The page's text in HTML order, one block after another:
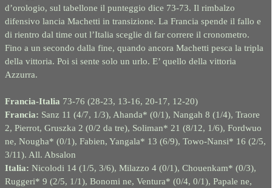
d’orologio, sul tabellone il punteggio dice 73-73. Il rimbalzo
difensivo lancia Machetti in transizione. La Francia spende il fallo e
di rientro dal time out l’Italia sceglie di far correre il cronometro.
Fino a un secondo dalla fine, quando ancora Machetti pesca la tripla
della vittoria. Poi si sente solo un urlo. E’ quello della vittoria
Azzurra.
Francia-Italia 73-76 (28-23, 13-16, 20-17, 12-20)
Francia: Sanz 11 (4/7, 1/3), Ahanda* (0/1), Nangah 8 (1/4), Traore
2, Pierrot, Gruszka 2 (0/2 da tre), Soliman* 21 (8/12, 1/6), Fordwuo
ne, Nougha* (0/1), Fabien, Yangala* 13 (6/9), Towo-Nansi* 16 (2/5,
3/11). All. Absalon
Italia: Nicolodi 14 (1/5, 3/6), Milazzo 4 (0/1), Chouenkam* (0/3),
Ruggeri* 9 (2/5, 1/1), Bonomi ne, Ventura* (0/4, 0/1), Papale ne,